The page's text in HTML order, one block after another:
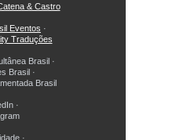
& Castro
Eventos ·
Traduções
Brasil ·
Brasil ·
Brasil
·
·